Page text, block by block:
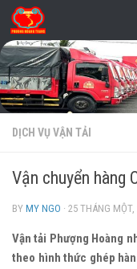
Skip to content
DỊCH VỤ VẬN TẢI
Vận chuyển hàng
BY MY NGO · 25 THÁNG MỘT,
Vận tải Phượng Hoàng
theo hình thức ghép